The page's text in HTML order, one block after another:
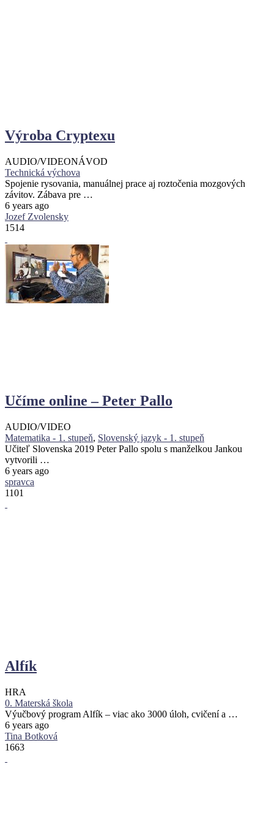
Výroba Cryptexu
AUDIO/VIDEONÁVOD
Technická výchova
Spojenie rysovania, manuálnej prace aj roztočenia mozgových
závitov. Zábava pre …
6 years ago
Jozef Zvolensky
1514
Učíme online – Peter Pallo
AUDIO/VIDEO
Matematika - 1. stupeň, Slovenský jazyk - 1. stupeň
Učiteľ Slovenska 2019 Peter Pallo spolu s manželkou Jankou
vytvorili …
6 years ago
spravca
1101
Alfík
HRA
0. Materská škola
Výučbový program Alfík – viac ako 3000 úloh, cvičení a …
6 years ago
Tina Botková
1663